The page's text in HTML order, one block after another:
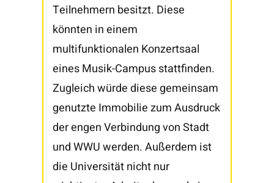
Teilnehmern besitzt. Diese
könnten in einem
multifunktionalen Konzertsaal
eines Musik-Campus stattfinden.
Zugleich würde diese gemeinsam
genutzte Immobilie zum Ausdruck
der engen Verbindung von Stadt
und WWU werden. Außerdem ist
die Universität nicht nur